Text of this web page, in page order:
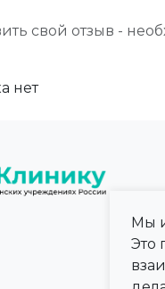
свой отзыв -
нет
Мы
Это